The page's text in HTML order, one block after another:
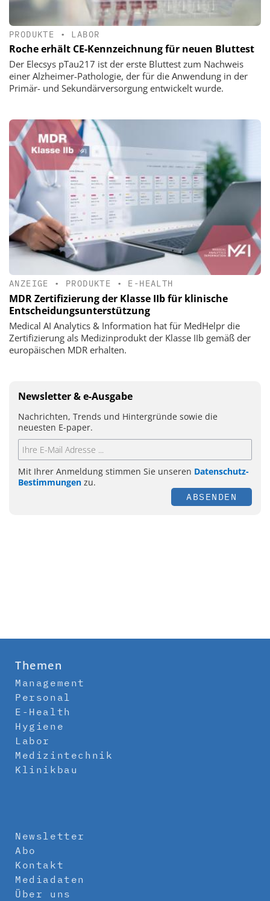
PRODUKTE • LABOR
Roche erhält CE-Kennzeichnung für neuen Bluttest
Der Elecsys pTau217 ist der erste Bluttest zum Nachweis
einer Alzheimer-Pathologie, der für die Anwendung in der
Primär- und Sekundärversorgung entwickelt wurde.
ANZEIGE • PRODUKTE • E-HEALTH
MDR Zertifizierung der Klasse IIb für klinische
Entscheidungsunterstützung
Medical AI Analytics & Information hat für MedHelpr die
Zertifizierung als Medizinprodukt der Klasse IIb gemäß der
europäischen MDR erhalten.
Newsletter & e-Ausgabe
Nachrichten, Trends und Hintergründe sowie die
neuesten E-paper.
Mit Ihrer Anmeldung stimmen Sie unseren Datenschutz-
Bestimmungen zu.
ABSENDEN
Themen
Management
Personal
E-Health
Hygiene
Labor
Medizintechnik
Klinikbau
Newsletter
Abo
Kontakt
Mediadaten
Über uns